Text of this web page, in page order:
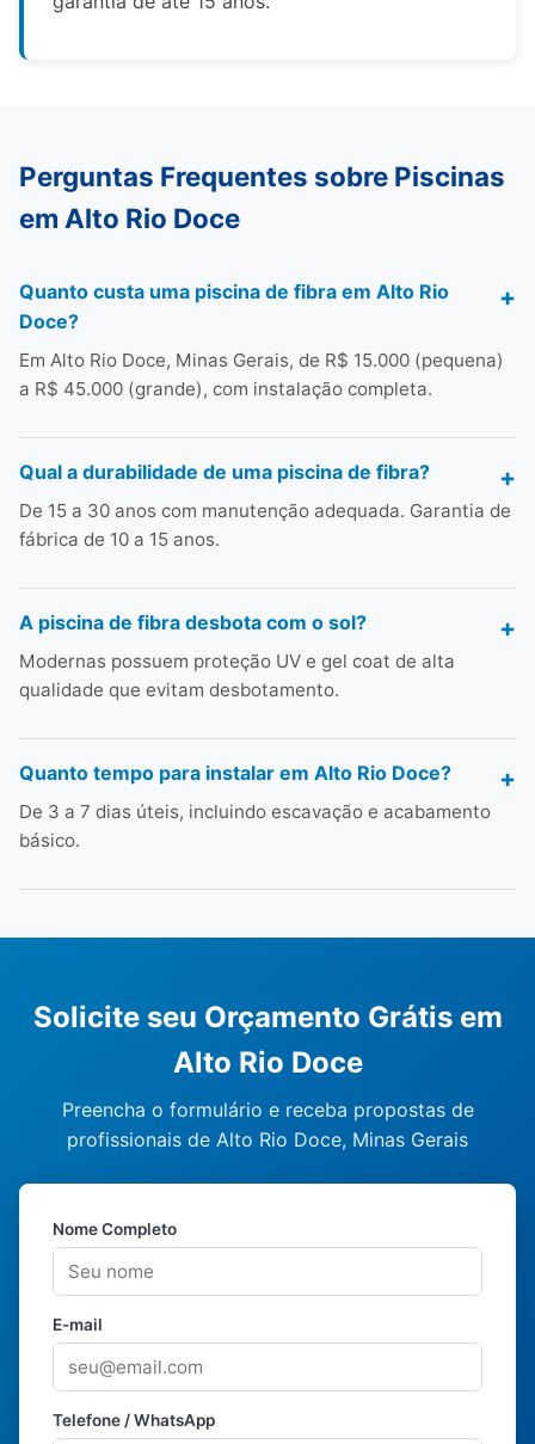
Perguntas Frequentes sobre Piscinas
em Alto Rio Doce
Quanto custa uma piscina de fibra em Alto Rio
Doce?
Em Alto Rio Doce, Minas Gerais, de R$ 15.000 (pequena)
a R$ 45.000 (grande), com instalação completa.
Qual a durabilidade de uma piscina de fibra?
De 15 a 30 anos com manutenção adequada. Garantia de
fábrica de 10 a 15 anos.
A piscina de fibra desbota com o sol?
Modernas possuem proteção UV e gel coat de alta
qualidade que evitam desbotamento.
Quanto tempo para instalar em Alto Rio Doce?
De 3 a 7 dias úteis, incluindo escavação e acabamento
básico.
Solicite seu Orçamento Grátis em
Alto Rio Doce
Preencha o formulário e receba propostas de
profissionais de Alto Rio Doce, Minas Gerais
Nome Completo
E-mail
Telefone / WhatsApp